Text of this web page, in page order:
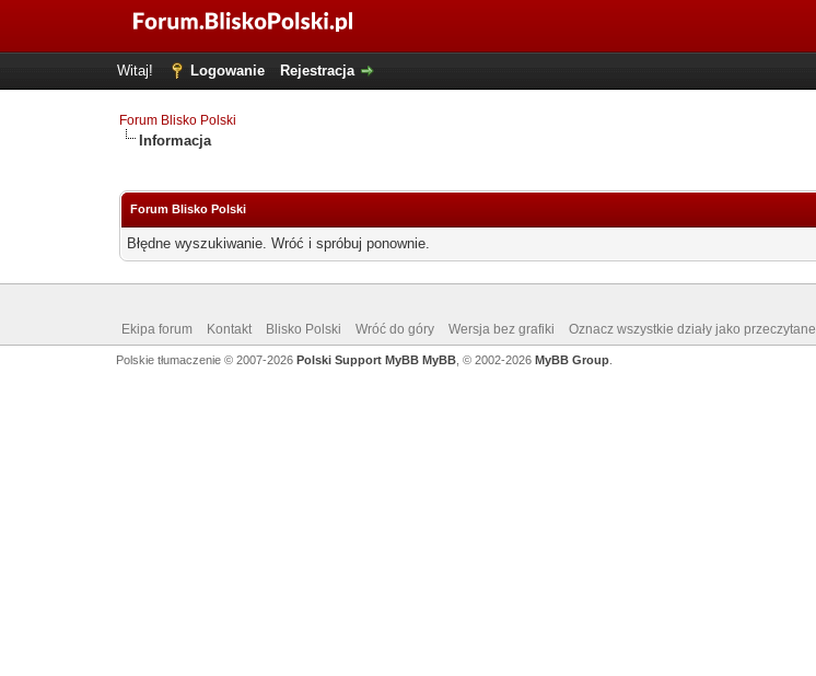
Witaj! Logowanie Rejestracja
Forum Blisko Polski
Informacja
Forum Blisko Polski
Błędne wyszukiwanie. Wróć i spróbuj ponownie.
Ekipa forum Kontakt Blisko Polski Wróć do góry Wersja bez grafiki Oznacz wszystkie działy jako przeczytane
Polskie tłumaczenie © 2007-2026 Polski Support MyBB MyBB, © 2002-2026 MyBB Group.